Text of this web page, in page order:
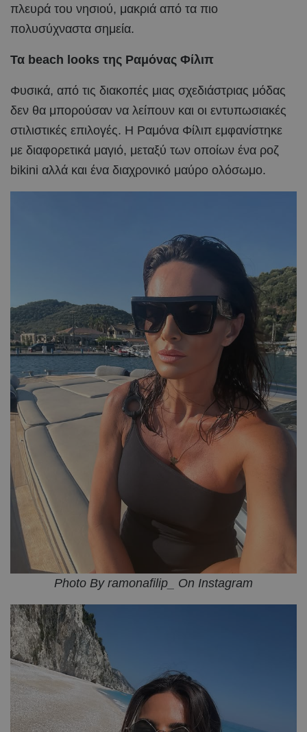
πλευρά του νησιού, μακριά από τα πιο
πολυσύχναστα σημεία.
Τα beach looks της Ραμόνας Φίλιπ
Φυσικά, από τις διακοπές μιας σχεδιάστριας μόδας
δεν θα μπορούσαν να λείπουν και οι εντυπωσιακές
στιλιστικές επιλογές. Η Ραμόνα Φίλιπ εμφανίστηκε
με διαφορετικά μαγιό, μεταξύ των οποίων ένα ροζ
bikini αλλά και ένα διαχρονικό μαύρο ολόσωμο.
Photo By ramonafilip_ On Instagram